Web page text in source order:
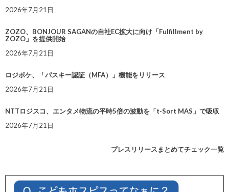
2026年7月21日
ZOZO、BONJOUR SAGANの自社EC拡大に向け「Fulfillment by
ZOZO」を提供開始
2026年7月21日
ロジポケ、「パスキー認証（MFA）」機能をリリース
2026年7月21日
NTTロジスコ、エンタメ物流の平時5倍の波動を「t-Sort MAS」で吸収
2026年7月21日
プレスリリースまとめてチェック一覧